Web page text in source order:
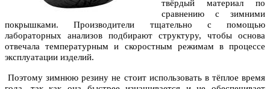
твёрдый материал по
сравнению с зимними
покрышками. Производители тщательно с помощью
лабораторных анализов подбирают структуру, чтобы основа
отвечала температурным и скоростным режимам в процессе
эксплуатации изделий.
Поэтому зимнюю резину не стоит использовать в тёплое время